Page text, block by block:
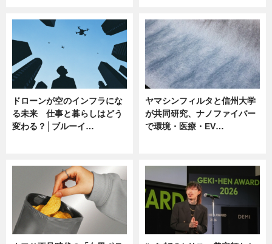
ドローンが空のインフラにな
る未来 仕事と暮らしはどう
変わる？│ブルーイ…
ヤマシンフィルタと信州大学
が共同研究、ナノファイバー
で環境・医療・EV…